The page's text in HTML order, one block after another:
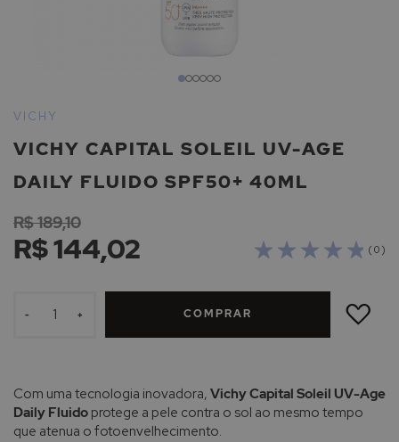
para
início
Galeria
imagens
VICHY CAPITAL SOLEIL UV-AGE
DAILY FLUIDO SPF50+ 40ML
VICHY
( 0 )
R$ 144,02
R$ 189,10
- + COMPRAR
ADICIONAR
LISTA
Com uma tecnologia inovadora, Vichy Capital Soleil UV-Age
Daily Fluido protege a pele contra o sol ao mesmo tempo
que atenua o fotoenvelhecimento.